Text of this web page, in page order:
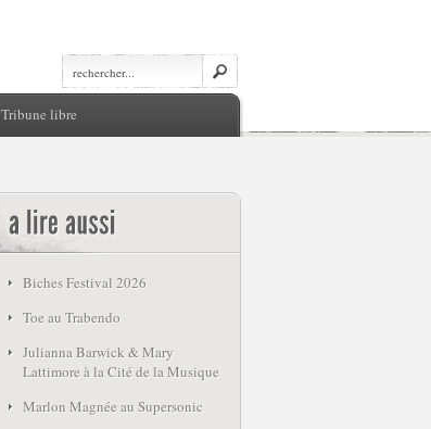
Tribune libre
Biches Festival 2026
Toe au Trabendo
Julianna Barwick & Mary
Lattimore à la Cité de la Musique
Marlon Magnée au Supersonic